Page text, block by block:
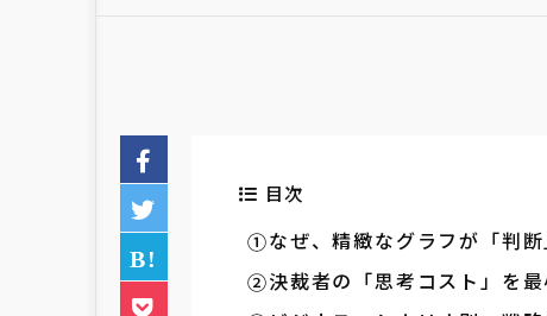
目次
なぜ、精緻なグラフが「判
決裁者の「思考コスト」を